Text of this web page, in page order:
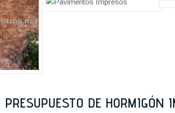
PRESUPUESTO DE HORMIGÓN